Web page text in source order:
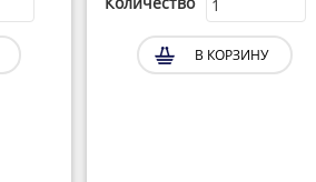
В КОРЗИНУ